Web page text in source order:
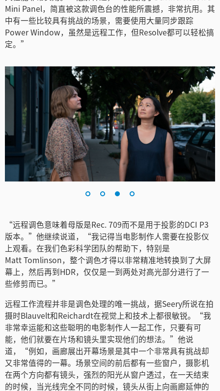
United Kingdom
United States
Mini Panel，简直被这款调色台的性能所震撼，非常抗用。其
中有一些比较具有挑战的场景，需要使用大量同步跟踪
Power Window，虽然是远程工作，但Resolve都可以轻松搞
定。”
“远程调色意味着母版是Rec. 709而不是用于投影的DCI P3
版本。”他继续说道，“我记得当电影制作人需要在投影仪
上观看。在我们色彩科学团队的帮助下，特别是
Matt Tomlinson，整个调色才得以非常精准地转换到了大屏
幕上，然后再到HDR，仅仅是一到两处对高光部分进行了一
些修剪而已。”
远程工作流程并非是调色处理的唯一挑战，据Seery所说在拍
摄时Blauvelt和Reichardt在视觉上和技术上都很敏锐。“我
非常幸运能和这些聪明的电影制作人一起工作，只要有可
能，他们就要在片场和镜头里实现他们的想法。”他说
道，“例如，画廊展出开幕场景是其中一个非常具有挑战却
又非常值得的一幕。场景空间的前后都有一些窗户，摄影机
在两个方向都有镜头，强烈的阳光从窗户透过，在一天结束
的时候，当光线完全不同的时候，镜头从街上向画廊延伸的